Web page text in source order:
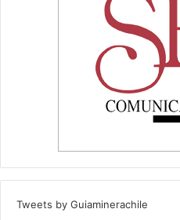
Tweets by Guiaminerachile